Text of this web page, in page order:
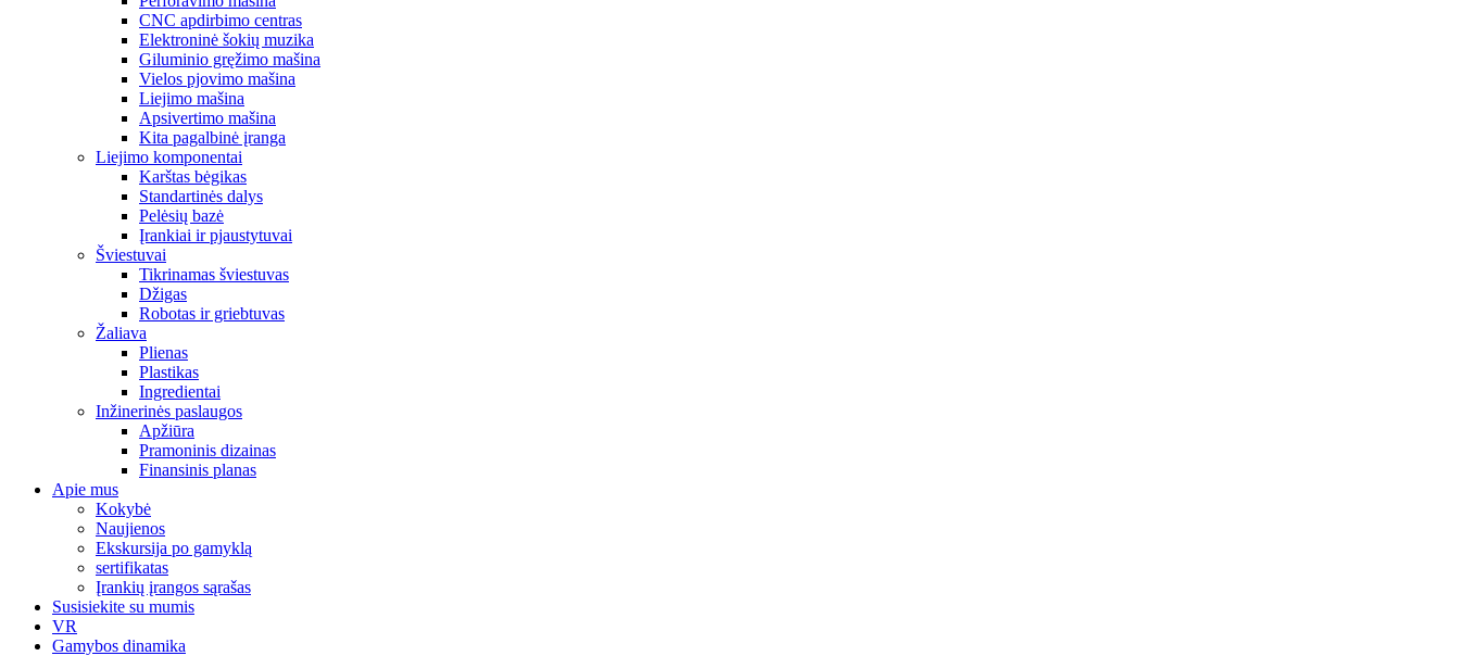
CNC apdirbimo centras
Elektroninė šokių muzika
Giluminio gręžimo mašina
Vielos pjovimo mašina
Liejimo mašina
Apsivertimo mašina
Kita pagalbinė įranga
Liejimo komponentai
Karštas bėgikas
Standartinės dalys
Pelėsių bazė
Įrankiai ir pjaustytuvai
Šviestuvai
Tikrinamas šviestuvas
Džigas
Robotas ir griebtuvas
Žaliava
Plienas
Plastikas
Ingredientai
Inžinerinės paslaugos
Apžiūra
Pramoninis dizainas
Finansinis planas
Apie mus
Kokybė
Naujienos
Ekskursija po gamyklą
sertifikatas
Įrankių įrangos sąrašas
Susisiekite su mumis
VR
Gamybos dinamika